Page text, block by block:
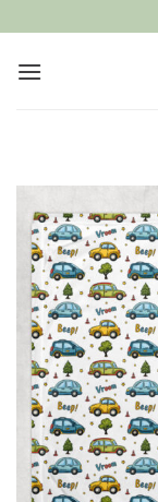
au
contenu